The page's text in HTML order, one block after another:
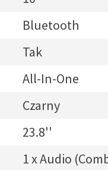
Bluetooth
Tak
All-In-One
Czarny
23.8''
1 x Audio